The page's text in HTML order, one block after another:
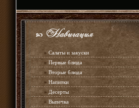
» Салаты и закуски
» Первые блюда
» Вторые блюда
» Напитки
»Десерты
» Выпечка